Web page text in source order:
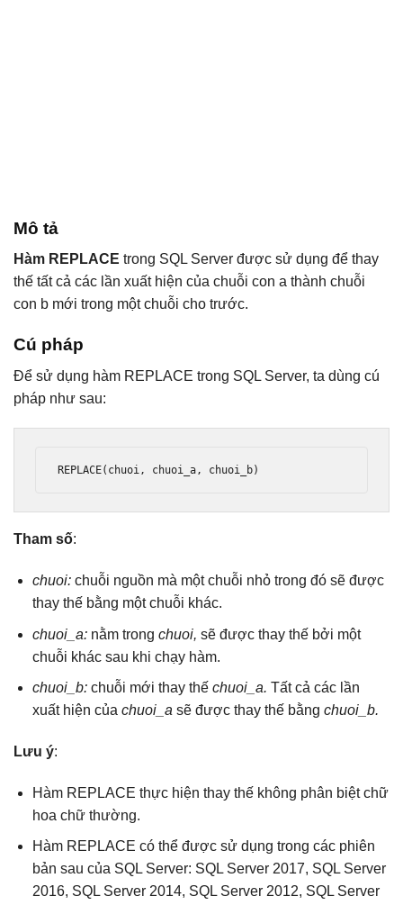
Mô tả
Hàm REPLACE trong SQL Server được sử dụng để thay
thế tất cả các lần xuất hiện của chuỗi con a thành chuỗi
con b mới trong một chuỗi cho trước.
Cú pháp
Để sử dụng hàm REPLACE trong SQL Server, ta dùng cú
pháp như sau:
REPLACE( chuoi, chuoi_a, chuoi_b)
Tham số:
chuoi:chuỗi nguồn mà một chuỗi nhỏ trong đó sẽ được
thay thế bằng một chuỗi khác.
chuoi_a:nằm trong chuoi, sẽ được thay thế bởi một
chuỗi khác sau khi chạy hàm.
chuoi_b:chuỗi mới thay thế chuoi_a. Tất cả các lần
xuất hiện của chuoi_a sẽ được thay thế bằng chuoi_b.
Lưu ý:
Hàm REPLACE thực hiện thay thế không phân biệt chữ
hoa chữ thường.
Hàm REPLACE có thể được sử dụng trong các phiên
bản sau của SQL Server: SQL Server 2017, SQL Server
2016, SQL Server 2014, SQL Server 2012, SQL Server